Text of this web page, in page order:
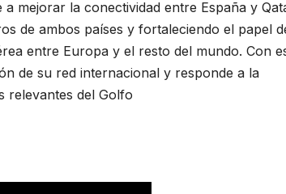
mejorar la conectividad entre España y
de ambos países y fortaleciendo el papel
entre Europa y el resto del mundo. Con
de su red internacional y responde a la
relevantes del Golfo